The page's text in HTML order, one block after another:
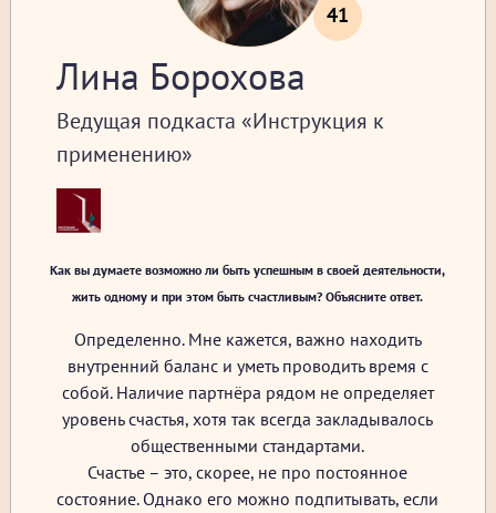
41
Лина Борохова
Ведущая подкаста «Инструкция к
применению»
Как вы думаете возможно ли быть успешным в своей деятельности,
жить одному и при этом быть счастливым? Объясните ответ.
Определенно. Мне кажется, важно находить
внутренний баланс и уметь проводить время с
собой. Наличие партнёра рядом не определяет
уровень счастья, хотя так всегда закладывалось
общественными стандартами.
Счастье – это, скорее, не про постоянное
состояние. Однако его можно подпитывать, если